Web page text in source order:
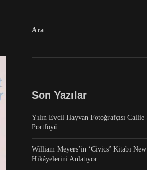
Ara
Son Yazılar
Yılın Evcil Hayvan Fotoğrafçısı
Portföyü
William Meyers’in ‘Civics’ Kitabı
Hikâyelerini Anlatıyor